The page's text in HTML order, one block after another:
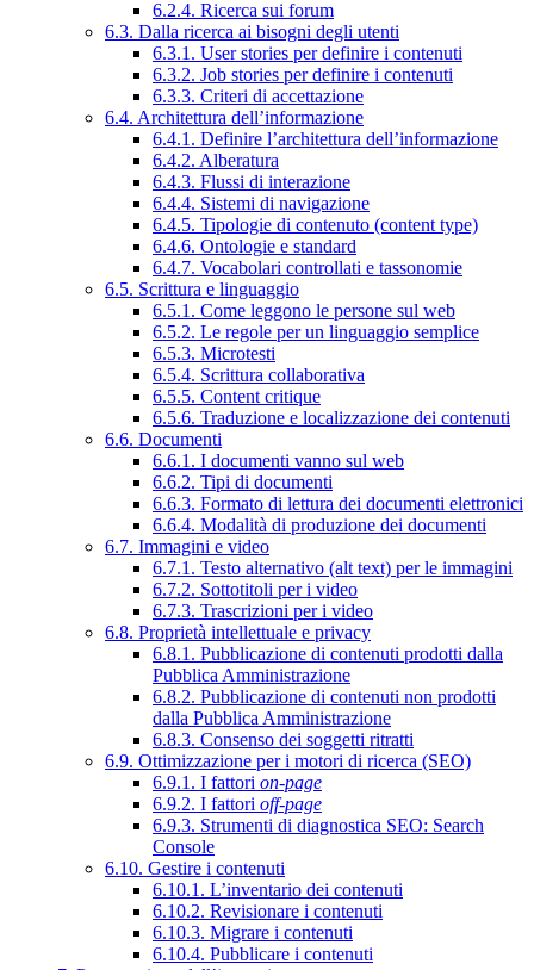
6.2.4. Ricerca sui forum
6.3. Dalla ricerca ai bisogni degli utenti
6.3.1. User stories per definire i contenuti
6.3.2. Job stories per definire i contenuti
6.3.3. Criteri di accettazione
6.4. Architettura dell’informazione
6.4.1. Definire l’architettura dell’informazione
6.4.2. Alberatura
6.4.3. Flussi di interazione
6.4.4. Sistemi di navigazione
6.4.5. Tipologie di contenuto (content type)
6.4.6. Ontologie e standard
6.4.7. Vocabolari controllati e tassonomie
6.5. Scrittura e linguaggio
6.5.1. Come leggono le persone sul web
6.5.2. Le regole per un linguaggio semplice
6.5.3. Microtesti
6.5.4. Scrittura collaborativa
6.5.5. Content critique
6.5.6. Traduzione e localizzazione dei contenuti
6.6. Documenti
6.6.1. I documenti vanno sul web
6.6.2. Tipi di documenti
6.6.3. Formato di lettura dei documenti elettronici
6.6.4. Modalità di produzione dei documenti
6.7. Immagini e video
6.7.1. Testo alternativo (alt text) per le immagini
6.7.2. Sottotitoli per i video
6.7.3. Trascrizioni per i video
6.8. Proprietà intellettuale e privacy
6.8.1. Pubblicazione di contenuti prodotti dalla
Pubblica Amministrazione
6.8.2. Pubblicazione di contenuti non prodotti
dalla Pubblica Amministrazione
6.8.3. Consenso dei soggetti ritratti
6.9. Ottimizzazione per i motori di ricerca (SEO)
6.9.1. I fattori on-page
6.9.2. I fattori off-page
6.9.3. Strumenti di diagnostica SEO: Search
Console
6.10. Gestire i contenuti
6.10.1. L’inventario dei contenuti
6.10.2. Revisionare i contenuti
6.10.3. Migrare i contenuti
6.10.4. Pubblicare i contenuti